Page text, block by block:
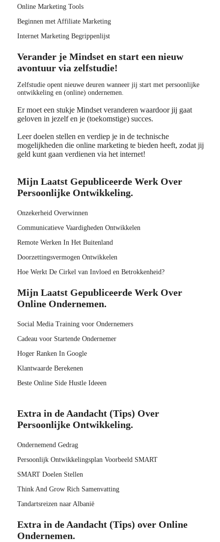
Online Marketing Tools
Beginnen met Affiliate Marketing
Internet Marketing Begrippenlijst
Verander je Mindset en start een nieuw
avontuur via zelfstudie!
Zelfstudie opent nieuwe deuren wanneer jij start met persoonlijke
ontwikkeling en (online) ondernemen.
Er moet een stukje Mindset veranderen waardoor jij gaat
geloven in jezelf en je (toekomstige) succes.
Leer doelen stellen en verdiep je in de technische
mogelijkheden die online marketing te bieden heeft, zodat jij
geld kunt gaan verdienen via het internet!
Mijn Laatst Gepubliceerde Werk Over
Persoonlijke Ontwikkeling.
Onzekerheid Overwinnen
Communicatieve Vaardigheden Ontwikkelen
Remote Werken In Het Buitenland
Doorzettingsvermogen Ontwikkelen
Hoe Werkt De Cirkel van Invloed en Betrokkenheid?
Mijn Laatst Gepubliceerde Werk Over
Online Ondernemen.
Social Media Training voor Ondernemers
Cadeau voor Startende Ondernemer
Hoger Ranken In Google
Klantwaarde Berekenen
Beste Online Side Hustle Ideeen
Extra in de Aandacht (Tips) Over
Persoonlijke Ontwikkeling.
Ondernemend Gedrag
Persoonlijk Ontwikkelingsplan Voorbeeld SMART
SMART Doelen Stellen
Think And Grow Rich Samenvatting
Tandartsreizen naar Albanië
Extra in de Aandacht (Tips) over Online
Ondernemen.